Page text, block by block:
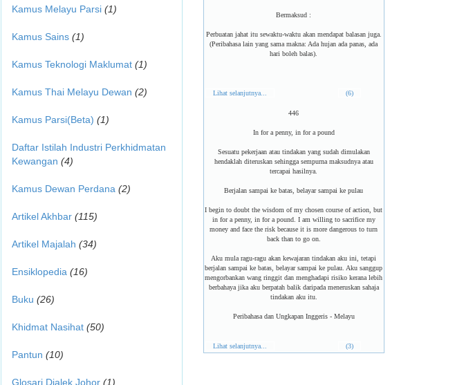
Kamus Melayu Parsi (1)
Kamus Sains (1)
Kamus Teknologi Maklumat (1)
Kamus Thai Melayu Dewan (2)
Kamus Parsi(Beta) (1)
Daftar Istilah Industri Perkhidmatan
Kewangan (4)
Kamus Dewan Perdana (2)
Artikel Akhbar (115)
Artikel Majalah (34)
Ensiklopedia (16)
Buku (26)
Khidmat Nasihat (50)
Pantun (10)
Glosari Dialek Johor (1)
Bermaksud :
Perbuatan jahat itu sewaktu-waktu akan mendapat balasan juga.
(Peribahasa lain yang sama makna: Ada hujan ada panas, ada
hari boleh balas).
Lihat selanjutnya... (6)
446
In for a penny, in for a pound
Sesuatu pekerjaan atau tindakan yang sudah dimulakan
hendaklah diteruskan sehingga sempurna maksudnya atau
tercapai hasilnya.
Berjalan sampai ke batas, belayar sampai ke pulau
I begin to doubt the wisdom of my chosen course of action, but
in for a penny, in for a pound. I am willing to sacrifice my
money and face the risk because it is more dangerous to turn
back than to go on.
Aku mula ragu-ragu akan kewajaran tindakan aku ini, tetapi
berjalan sampai ke batas, belayar sampai ke pulau. Aku sanggup
mengorbankan wang ringgit dan menghadapi risiko kerana lebih
berbahaya jika aku berpatah balik daripada meneruskan sahaja
tindakan aku itu.
Peribahasa dan Ungkapan Inggeris - Melayu
Lihat selanjutnya... (3)